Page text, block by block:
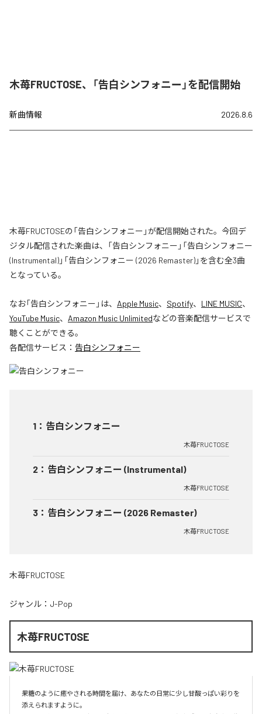
木苺FRUCTOSE、「告白シンフォニー」を配信開始
新曲情報 2026.8.6
木苺FRUCTOSEの「告白シンフォニー」が配信開始された。今回デ
ジタル配信された楽曲は、「告白シンフォニー」「告白シンフォニー
(Instrumental)」「告白シンフォニー (2026 Remaster)」を含む全3曲
となっている。
なお「告白シンフォニー 」は、 Apple Music、 Spotify、 LINE MUSIC、
YouTube Music、 Amazon Music Unlimitedなどの音楽配信サービスで
聴くことができる。
各配信サービス： 告白シンフォニー
1 ： 告白シンフォニー
木苺FRUCTOSE
2 ： 告白シンフォニー (Instrumental)
木苺FRUCTOSE
3 ： 告白シンフォニー (2026 Remaster)
木苺FRUCTOSE
木苺FRUCTOSE
ジャンル： J-Pop
木苺FRUCTOSE
果糖のように癒やされる時間を届け、あなたの日常に少し甘酸っぱい彩りを
添えられますように。